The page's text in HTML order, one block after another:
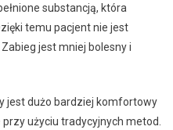
substancją, która
temu pacjent nie jest
jest mniej bolesny i
jest dużo bardziej komfortowy
użyciu tradycyjnych metod.